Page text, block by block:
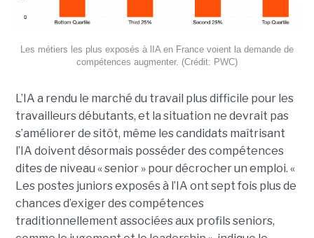
Les métiers les plus exposés à lIA en France voient la demande de
compétences augmenter. (Crédit: PWC)
L’IA a rendu le marché du travail plus difficile pour les
travailleurs débutants, et la situation ne devrait pas
s’améliorer de sitôt, même les candidats maîtrisant
l’IA doivent désormais posséder des compétences
dites de niveau « senior » pour décrocher un emploi. «
Les postes juniors exposés à l’IA ont sept fois plus de
chances d’exiger des compétences
traditionnellement associées aux profils seniors,